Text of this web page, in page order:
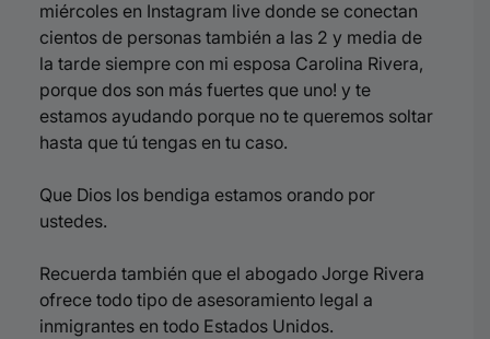
miércoles en Instagram live donde se conectan
cientos de personas también a las 2 y media de
la tarde siempre con mi esposa Carolina Rivera,
porque dos son más fuertes que uno! y te
estamos ayudando porque no te queremos soltar
hasta que tú tengas en tu caso.
Que Dios los bendiga estamos orando por
ustedes.
Recuerda también que el abogado Jorge Rivera
ofrece todo tipo de asesoramiento legal a
inmigrantes en todo Estados Unidos.